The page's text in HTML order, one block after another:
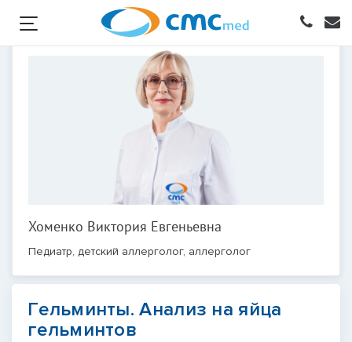
Хоменко Виктория Евгеньевна
Педиатр, детский аллерголог, аллерголог
Гельминты. Анализ на яйца
гельминтов